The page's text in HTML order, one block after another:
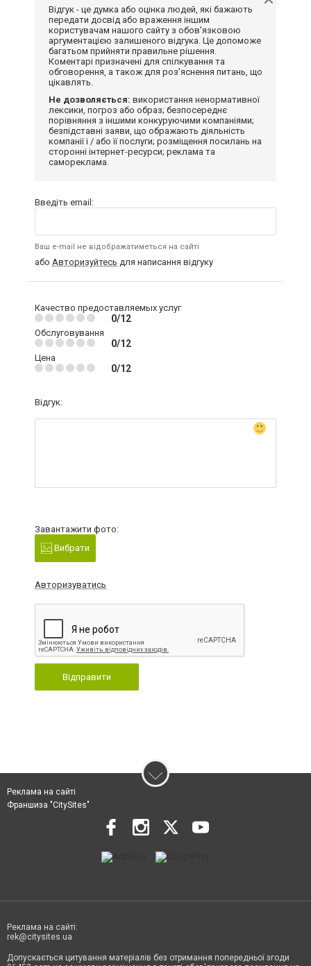
Відгук - це думка або оцінка людей, які бажають
передати досвід або враження іншим
користувачам нашого сайту з обов'язковою
аргументацією залишеного відгука. Це допоможе
багатьом прийняти правильне рішення.
Коментарі призначені для спілкування та
обговорення, а також для роз'яснення питань, що
цікавлять.
Не дозволяється: використання ненормативної
лексики, погроз або образ; безпосереднє
порівняння з іншими конкуруючими компаніями;
безпідставні заяви, що ображають діяльність
компанії і / або її послуги; розміщення посилань на
сторонні інтернет-ресурси; реклама та
самореклама.
Введіть email:
Ваш e-mail не відображатиметься на сайті
або Авторизуйтесь для написання відгуку
Качество предоставляемых услуг
0/12
Обслуговування
0/12
Цена
0/12
Відгук:
Завантажити фото:
Вибрати
Авторизуватись
Відправити
Реклама на сайті
Франшиза "CitySites"
Реклама на сайті:
rek@citysites.ua
Допускається цитування матеріалів без отримання попередньої згоди